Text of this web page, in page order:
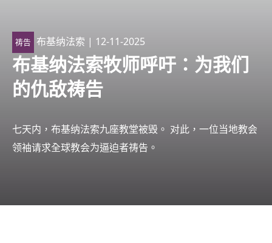
祷告 布基纳法索 | 12-11-2025
布基纳法索牧师呼吁：为我们
的仇敌祷告
七天内，布基纳法索九座教堂被毁。 对此，一位当地教会
领袖请求全球教会为逼迫者祷告。